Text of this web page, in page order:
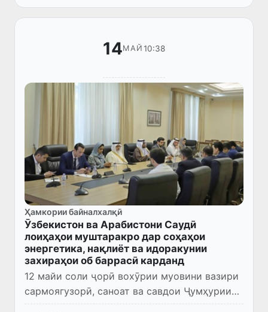
Арабистони Саудӣ таъмин карда...
14МАЙ 10:38
Ҳамкории байналхалқӣ
Ӯзбекистон ва Арабистони Саудӣ
лоиҳаҳои муштаракро дар соҳаҳои
энергетика, нақлиёт ва идоракунии
захираҳои об баррасӣ карданд
12 майи соли ҷорӣ вохӯрии муовини вазири
сармоягузорӣ, саноат ва савдои Ҷумҳурии
Ӯзбекистон Акрам Алиев бо ҳайати расмии